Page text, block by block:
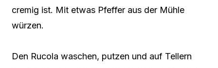
cremig ist. Mit etwas Pfeffer aus der Mühle
würzen.
Den Rucola waschen, putzen und auf Tellern